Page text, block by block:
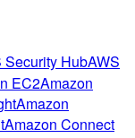
Security HubAWS
EC2Amazon
Amazon
Amazon Connect